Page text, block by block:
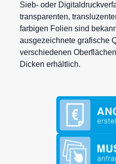
Sieb- oder
transparenten,
farbigen Folien sind
ausgezeichnete grafische
verschiedenen
Dicken erhältlich.